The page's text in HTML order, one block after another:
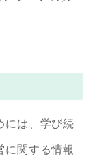
には、学び続
に関する情報